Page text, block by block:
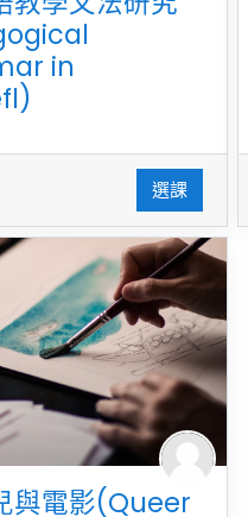
in
選課
與電影(Queer